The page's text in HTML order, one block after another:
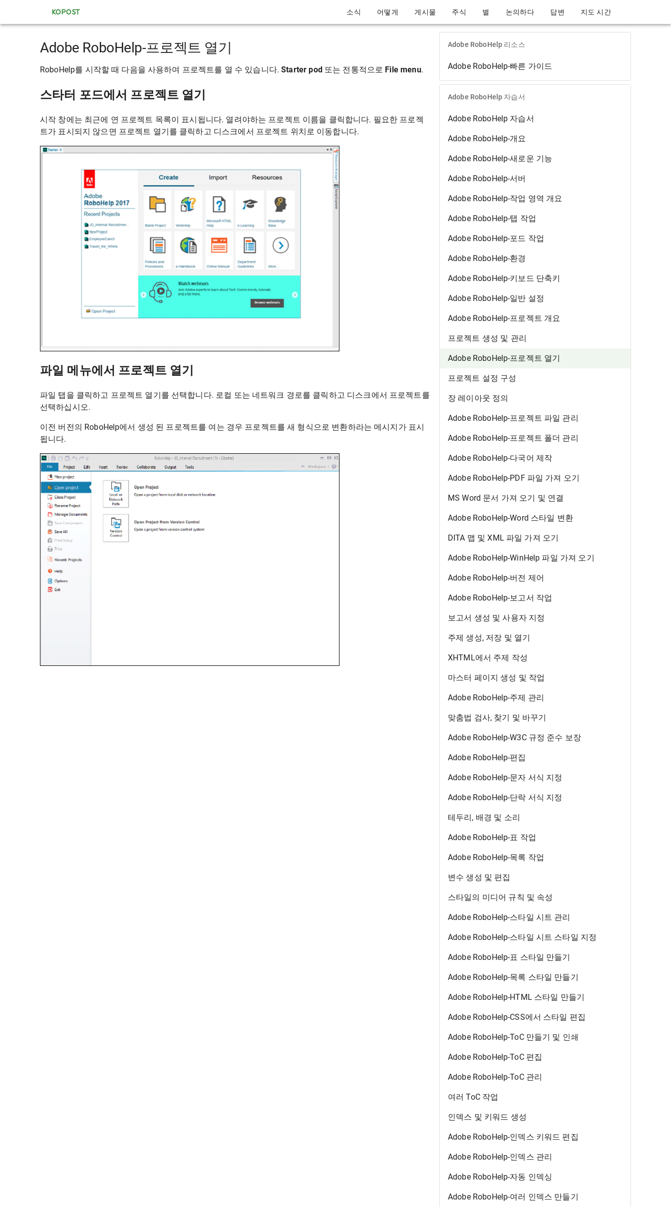
KOPOST 소식 어떻게 게시물 주식 별 논의하다 답변 지도 시간
Adobe RoboHelp-프로젝트 열기
RoboHelp를 시작할 때 다음을 사용하여 프로젝트를 열 수 있습니다.Starter pod또는 전통적으로 File menu.
스타터 포드에서 프로젝트 열기
시작 창에는 최근에 연 프로젝트 목록이 표시됩니다. 열려야하는 프로젝트 이름을 클릭합니다. 필요한 프로젝
트가 표시되지 않으면 프로젝트 열기를 클릭하고 디스크에서 프로젝트 위치로 이동합니다.
파일 메뉴에서 프로젝트 열기
파일 탭을 클릭하고 프로젝트 열기를 선택합니다. 로컬 또는 네트워크 경로를 클릭하고 디스크에서 프로젝트를
선택하십시오.
이전 버전의 RoboHelp에서 생성 된 프로젝트를 여는 경우 프로젝트를 새 형식으로 변환하라는 메시지가 표시
됩니다.
Adobe RoboHelp 리소스
Adobe RoboHelp-빠른 가이드
Adobe RoboHelp 자습서
Adobe RoboHelp 자습서
Adobe RoboHelp-개요
Adobe RoboHelp-새로운 기능
Adobe RoboHelp-서버
Adobe RoboHelp-작업 영역 개요
Adobe RoboHelp-탭 작업
Adobe RoboHelp-포드 작업
Adobe RoboHelp-환경
Adobe RoboHelp-키보드 단축키
Adobe RoboHelp-일반 설정
Adobe RoboHelp-프로젝트 개요
프로젝트 생성 및 관리
Adobe RoboHelp-프로젝트 열기
프로젝트 설정 구성
장 레이아웃 정의
Adobe RoboHelp-프로젝트 파일 관리
Adobe RoboHelp-프로젝트 폴더 관리
Adobe RoboHelp-다국어 제작
Adobe RoboHelp-PDF 파일 가져 오기
MS Word 문서 가져 오기 및 연결
Adobe RoboHelp-Word 스타일 변환
DITA 맵 및 XML 파일 가져 오기
Adobe RoboHelp-WinHelp 파일 가져 오기
Adobe RoboHelp-버전 제어
Adobe RoboHelp-보고서 작업
보고서 생성 및 사용자 지정
주제 생성, 저장 및 열기
XHTML에서 주제 작성
마스터 페이지 생성 및 작업
Adobe RoboHelp-주제 관리
맞춤법 검사, 찾기 및 바꾸기
Adobe RoboHelp-W3C 규정 준수 보장
Adobe RoboHelp-편집
Adobe RoboHelp-문자 서식 지정
Adobe RoboHelp-단락 서식 지정
테두리, 배경 및 소리
Adobe RoboHelp-표 작업
Adobe RoboHelp-목록 작업
변수 생성 및 편집
스타일의 미디어 규칙 및 속성
Adobe RoboHelp-스타일 시트 관리
Adobe RoboHelp-스타일 시트 스타일 지정
Adobe RoboHelp-표 스타일 만들기
Adobe RoboHelp-목록 스타일 만들기
Adobe RoboHelp-HTML 스타일 만들기
Adobe RoboHelp-CSS에서 스타일 편집
Adobe RoboHelp-ToC 만들기 및 인쇄
Adobe RoboHelp-ToC 편집
Adobe RoboHelp-ToC 관리
여러 ToC 작업
인덱스 및 키워드 생성
Adobe RoboHelp-인덱스 키워드 편집
Adobe RoboHelp-인덱스 관리
Adobe RoboHelp-자동 인덱싱
Adobe RoboHelp-여러 인덱스 만들기